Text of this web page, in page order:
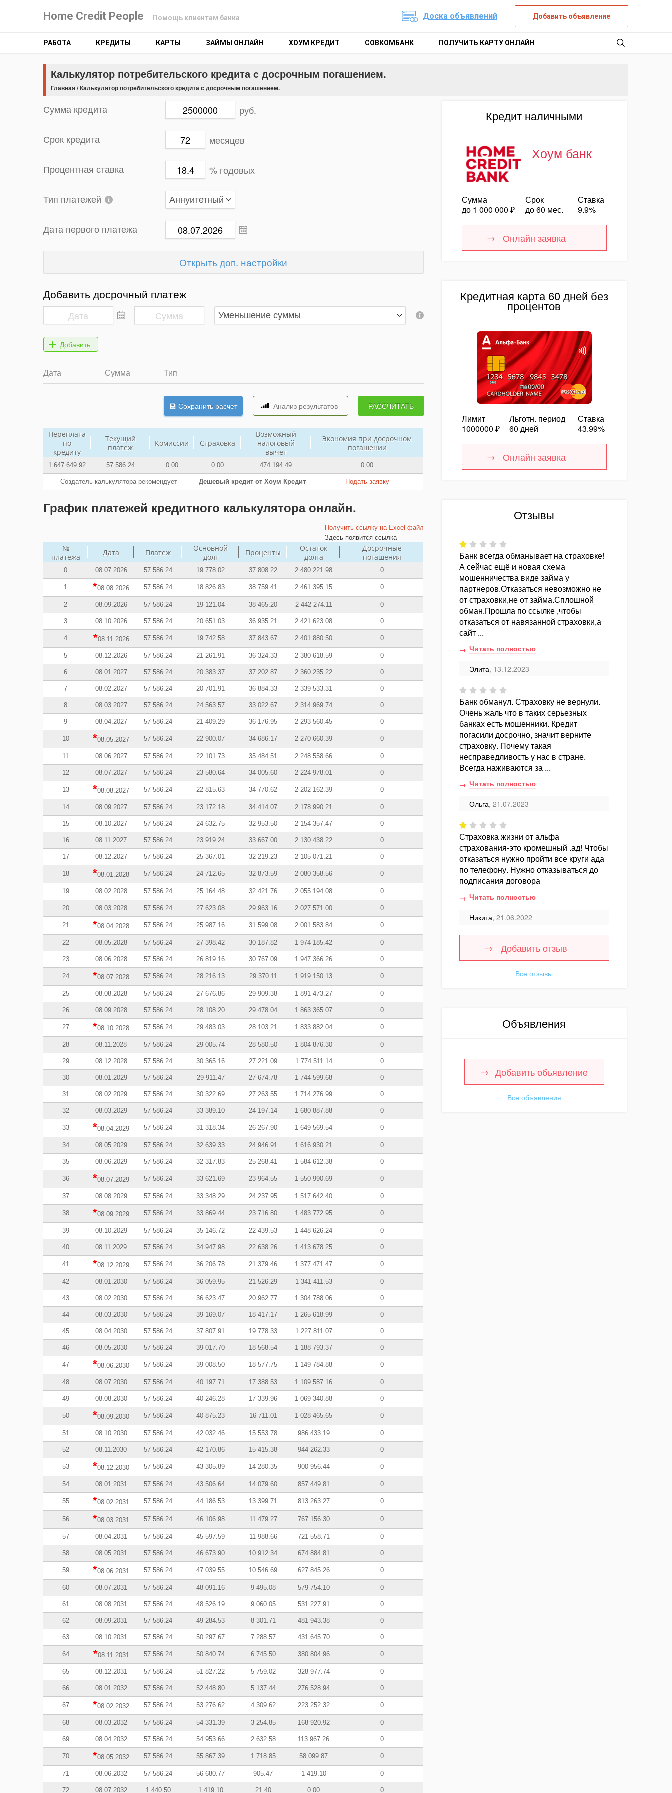
Home Credit People Помощь клиентам банка Доска объявлений Добавить объявление
РАБОТА КРЕДИТЫ КАРТЫ ЗАЙМЫ ОНЛАЙН ХОУМ КРЕДИТ СОВКОМБАНК ПОЛУЧИТЬ КАРТУ ОНЛАЙН
Калькулятор потребительского кредита c досрочным погашением.
Главная/Калькулятор потребительского кредита c досрочным погашением.
Сумма кредита руб.
Срок кредита месяцев
Процентная ставка % годовых
Тип платежей
Дата первого платежа
доп. настройки
Добавить досрочный платеж
Дата Сумма Тип
Переплата
по
кредиту
Текущий
платеж
Комиссии Страховка
Возможный
налоговый
вычет
Экономия при досрочном
погашении
1 647 649.92 57 586.24 0.00 0.00 474 194.49 0.00
Создатель калькулятора рекомендует Дешевый кредит от Хоум Кредит Подать заявку
График платежей кредитного калькулятора онлайн.
Получить ссылку на Excel-файл
Здесь появится ссылка
№
платежа
Дата Платеж
Основной
долг
Проценты
Остаток
долга
Досрочные
погашения
0 08.07.2026 57 586.24 19 778.02 37 808.22 2 480 221.98 0
1 *08.08.2026 57 586.24 18 826.83 38 759.41 2 461 395.15 0
2 08.09.2026 57 586.24 19 121.04 38 465.20 2 442 274.11 0
3 08.10.2026 57 586.24 20 651.03 36 935.21 2 421 623.08 0
4 *08.11.2026 57 586.24 19 742.58 37 843.67 2 401 880.50 0
5 08.12.2026 57 586.24 21 261.91 36 324.33 2 380 618.59 0
6 08.01.2027 57 586.24 20 383.37 37 202.87 2 360 235.22 0
7 08.02.2027 57 586.24 20 701.91 36 884.33 2 339 533.31 0
8 08.03.2027 57 586.24 24 563.57 33 022.67 2 314 969.74 0
9 08.04.2027 57 586.24 21 409.29 36 176.95 2 293 560.45 0
10 *08.05.2027 57 586.24 22 900.07 34 686.17 2 270 660.39 0
11 08.06.2027 57 586.24 22 101.73 35 484.51 2 248 558.66 0
12 08.07.2027 57 586.24 23 580.64 34 005.60 2 224 978.01 0
13 *08.08.2027 57 586.24 22 815.63 34 770.62 2 202 162.39 0
14 08.09.2027 57 586.24 23 172.18 34 414.07 2 178 990.21 0
15 08.10.2027 57 586.24 24 632.75 32 953.50 2 154 357.47 0
16 08.11.2027 57 586.24 23 919.24 33 667.00 2 130 438.22 0
17 08.12.2027 57 586.24 25 367.01 32 219.23 2 105 071.21 0
18 *08.01.2028 57 586.24 24 712.65 32 873.59 2 080 358.56 0
19 08.02.2028 57 586.24 25 164.48 32 421.76 2 055 194.08 0
20 08.03.2028 57 586.24 27 623.08 29 963.16 2 027 571.00 0
21 *08.04.2028 57 586.24 25 987.16 31 599.08 2 001 583.84 0
22 08.05.2028 57 586.24 27 398.42 30 187.82 1 974 185.42 0
23 08.06.2028 57 586.24 26 819.16 30 767.09 1 947 366.26 0
24 *08.07.2028 57 586.24 28 216.13 29 370.11 1 919 150.13 0
25 08.08.2028 57 586.24 27 676.86 29 909.38 1 891 473.27 0
26 08.09.2028 57 586.24 28 108.20 29 478.04 1 863 365.07 0
27 *08.10.2028 57 586.24 29 483.03 28 103.21 1 833 882.04 0
28 08.11.2028 57 586.24 29 005.74 28 580.50 1 804 876.30 0
29 08.12.2028 57 586.24 30 365.16 27 221.09 1 774 511.14 0
30 08.01.2029 57 586.24 29 911.47 27 674.78 1 744 599.68 0
31 08.02.2029 57 586.24 30 322.69 27 263.55 1 714 276.99 0
32 08.03.2029 57 586.24 33 389.10 24 197.14 1 680 887.88 0
33 *08.04.2029 57 586.24 31 318.34 26 267.90 1 649 569.54 0
34 08.05.2029 57 586.24 32 639.33 24 946.91 1 616 930.21 0
35 08.06.2029 57 586.24 32 317.83 25 268.41 1 584 612.38 0
36 *08.07.2029 57 586.24 33 621.69 23 964.55 1 550 990.69 0
37 08.08.2029 57 586.24 33 348.29 24 237.95 1 517 642.40 0
38 *08.09.2029 57 586.24 33 869.44 23 716.80 1 483 772.95 0
39 08.10.2029 57 586.24 35 146.72 22 439.53 1 448 626.24 0
40 08.11.2029 57 586.24 34 947.98 22 638.26 1 413 678.25 0
41 *08.12.2029 57 586.24 36 206.78 21 379.46 1 377 471.47 0
42 08.01.2030 57 586.24 36 059.95 21 526.29 1 341 411.53 0
43 08.02.2030 57 586.24 36 623.47 20 962.77 1 304 788.06 0
44 08.03.2030 57 586.24 39 169.07 18 417.17 1 265 618.99 0
45 08.04.2030 57 586.24 37 807.91 19 778.33 1 227 811.07 0
46 08.05.2030 57 586.24 39 017.70 18 568.54 1 188 793.37 0
47 *08.06.2030 57 586.24 39 008.50 18 577.75 1 149 784.88 0
48 08.07.2030 57 586.24 40 197.71 17 388.53 1 109 587.16 0
49 08.08.2030 57 586.24 40 246.28 17 339.96 1 069 340.88 0
50 *08.09.2030 57 586.24 40 875.23 16 711.01 1 028 465.65 0
51 08.10.2030 57 586.24 42 032.46 15 553.78 986 433.19 0
52 08.11.2030 57 586.24 42 170.86 15 415.38 944 262.33 0
53 *08.12.2030 57 586.24 43 305.89 14 280.35 900 956.44 0
54 08.01.2031 57 586.24 43 506.64 14 079.60 857 449.81 0
55 *08.02.2031 57 586.24 44 186.53 13 399.71 813 263.27 0
56 *08.03.2031 57 586.24 46 106.98 11 479.27 767 156.30 0
57 08.04.2031 57 586.24 45 597.59 11 988.66 721 558.71 0
58 08.05.2031 57 586.24 46 673.90 10 912.34 674 884.81 0
59 *08.06.2031 57 586.24 47 039.55 10 546.69 627 845.26 0
60 08.07.2031 57 586.24 48 091.16 9 495.08 579 754.10 0
61 08.08.2031 57 586.24 48 526.19 9 060.05 531 227.91 0
62 08.09.2031 57 586.24 49 284.53 8 301.71 481 943.38 0
63 08.10.2031 57 586.24 50 297.67 7 288.57 431 645.70 0
64 *08.11.2031 57 586.24 50 840.74 6 745.50 380 804.96 0
65 08.12.2031 57 586.24 51 827.22 5 759.02 328 977.74 0
66 08.01.2032 57 586.24 52 448.80 5 137.44 276 528.94 0
67 *08.02.2032 57 586.24 53 276.62 4 309.62 223 252.32 0
68 08.03.2032 57 586.24 54 331.39 3 254.85 168 920.92 0
69 08.04.2032 57 586.24 54 953.66 2 632.58 113 967.26 0
70 *08.05.2032 57 586.24 55 867.39 1 718.85 58 099.87 0
71 08.06.2032 57 586.24 56 680.77 905.47 1 419.10 0
72 08.07.2032 1 440.50 1 419.10 21.40 0.00 0
Кредит наличными
Хоум банк
Сумма
до 1 000 000 ₽
Срок
до 60 мес.
Ставка
9.9%
Онлайн заявка
Кредитная карта 60 дней без
процентов
Лимит
1000000 ₽
Льготн. период
60 дней
Ставка
43.99%
Онлайн заявка
Отзывы
Банк всегда обманывает на страховке!
А сейчас ещё и новая схема
мошенничества виде займа у
партнеров.Отказаться невозможно не
от страховки,не от займа.Сплошной
обман.Прошла по ссылке ,чтобы
отказаться от навязанной страховки,а
сайт ...
Читать полностью
Элита, 13.12.2023
Банк обманул. Страховку не вернули.
Очень жаль что в таких серьезных
банках есть мошенники. Кредит
погасили досрочно, значит верните
страховку. Почему такая
несправедливость у нас в стране.
Всегда наживаются за ...
Читать полностью
Ольга, 21.07.2023
Страховка жизни от альфа
страхования-это кромешный .ад! Чтобы
отказаться нужно пройти все круги ада
по телефону. Нужно отказываться до
подписания договора
Читать полностью
Никита, 21.06.2022
Добавить отзыв
Все отзывы
Объявления
Добавить объявление
Все объявления